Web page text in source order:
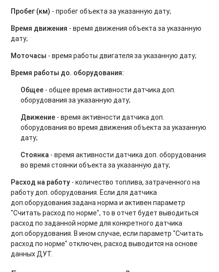
Пробег (км) - пробег объекта за указанную дату;
Время движения - время движения объекта за указанную
дату;
Моточасы - время работы двигателя за указанную дату;
Время работы до. оборудования:
Общее - общее время активности датчика доп.
оборудования за указанную дату;
Движение - время активности датчика доп.
оборудования во время движения объекта за указанную
дату;
Стоянка - время активности датчика доп. оборудования
во время стоянки объекта за указанную дату;
Расход на работу - количество топлива, затраченного на
работу доп. оборудования. Если для датчика
доп.оборудования задана норма и активен параметр
"Считать расход по норме", то в отчет будет выводиться
расход по заданной норме для конкретного датчика
доп.оборудования. В ином случае, если параметр "Считать
расход по норме" отключен, расход выводится на основе
данных ДУТ.